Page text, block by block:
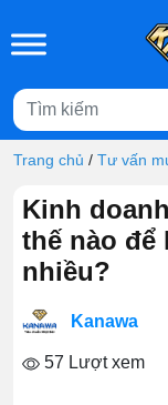
Trang chủ / Tư vấn
Kinh
thế nào để
nhiều?
Kanawa
57 Lượt xem